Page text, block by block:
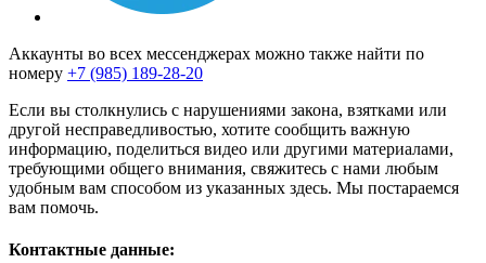
Аккаунты во всех мессенджерах можно также найти по
номеру +7 (985) 189-28-20
Если вы столкнулись с нарушениями закона, взятками или
другой несправедливостью, хотите сообщить важную
информацию, поделиться видео или другими материалами,
требующими общего внимания, свяжитесь с нами любым
удобным вам способом из указанных здесь. Мы постараемся
вам помочь.
Контактные данные: